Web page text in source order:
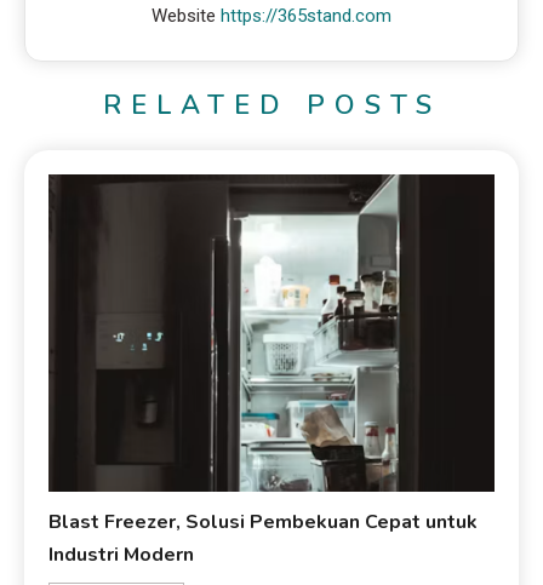
Website https://365stand.com
RELATED POSTS
Blast Freezer, Solusi Pembekuan Cepat untuk
Industri Modern